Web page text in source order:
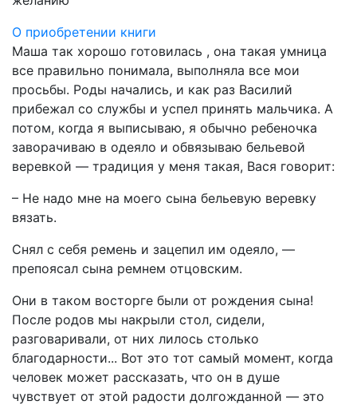
О приобретении книги
Маша так хорошо готовилась , она такая умница
все правильно понимала, выполняла все мои
просьбы. Роды начались, и как раз Василий
прибежал со службы и успел принять мальчика. А
потом, когда я выписываю, я обычно ребеночка
заворачиваю в одеяло и обвязываю бельевой
веревкой — традиция у меня такая, Вася говорит:
– Не надо мне на моего сына бельевую веревку
вязать.
Снял с себя ремень и зацепил им одеяло, —
препоясал сына ремнем отцовским.
Они в таком восторге были от рождения сына!
После родов мы накрыли стол, сидели,
разговаривали, от них лилось столько
благодарности... Вот это тот самый момент, когда
человек может рассказать, что он в душе
чувствует от этой радости долгожданной — это